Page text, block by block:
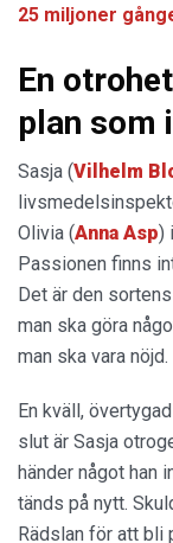
25 miljoner
En
plan som
Sasja (Vilhelm
Olivia (Anna Asp)
Passionen finns
Det är den
man ska göra
man ska vara nöjd.
En kväll,
slut är Sasja
händer något han
tänds på nytt.
Rädslan för att bli